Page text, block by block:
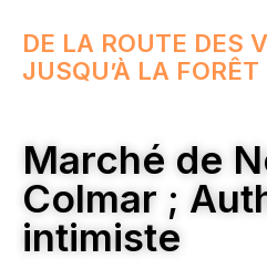
DE LA ROUTE DES
JUSQU’À LA
Marché de
Colmar ;
intimiste